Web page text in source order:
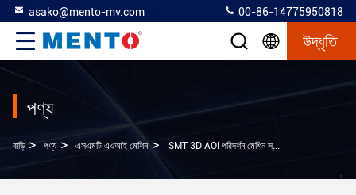
asako@mento-mv.com 00-86-14775950818
উদ্ধৃতি
পণ্য
বাড়ি > পণ্য > এসএমটি এওআই মেশিন > SMT 3D AOI পরিদর্শন মেশিন স্বয়ংক্রিয় অপটিক্যাল পরিদর্শন সরঞ্জাম